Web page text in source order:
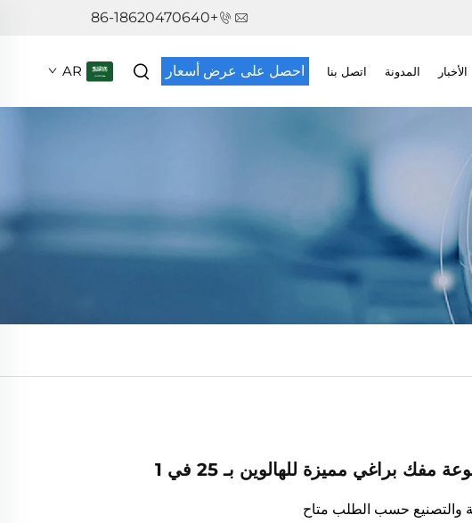
+86-18620470640
الأخبار المدونة اتصل بنا احصل على عرض أسعار AR
مفك براغي مميزة للهالوين بـ 25 في 1
والتصنيع حسب الطلب متاح